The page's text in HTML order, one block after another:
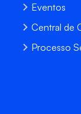
Eventos
Central de
Processo